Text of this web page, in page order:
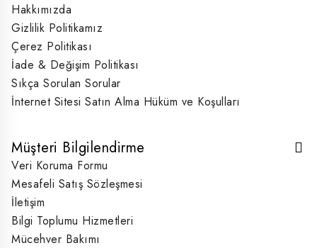
Hakkımızda
Gizlilik Politikamız
Çerez Politikası
İade & Değişim Politikası
Sıkça Sorulan Sorular
İnternet Sitesi Satın Alma Hüküm ve Koşulları
Müşteri Bilgilendirme
Veri Koruma Formu
Mesafeli Satış Sözleşmesi
İletişim
Bilgi Toplumu Hizmetleri
Mücehver Bakımı